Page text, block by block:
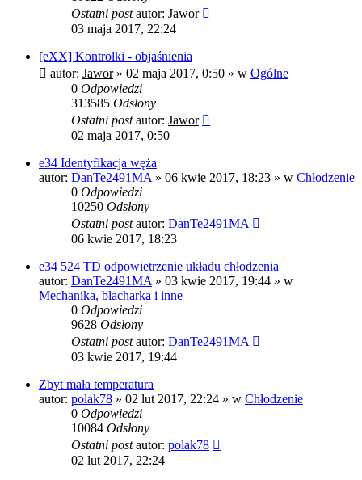
Ostatni postautor: Jawor
03 maja 2017, 22:24
[eXX] Kontrolki - objaśnienia
autor: Jawor» 02 maja 2017, 0:50 » w Ogólne
0 Odpowiedzi
313585 Odsłony
Ostatni postautor: Jawor
02 maja 2017, 0:50
e34 Identyfikacja węża
autor: DanTe2491MA » 06 kwie 2017, 18:23 » w Chłodzenie
0 Odpowiedzi
10250 Odsłony
Ostatni postautor: DanTe2491MA
06 kwie 2017, 18:23
e34 524 TD odpowietrzenie układu chłodzenia
autor: DanTe2491MA » 03 kwie 2017, 19:44 » w
Mechanika, blacharka i inne
0 Odpowiedzi
9628 Odsłony
Ostatni postautor: DanTe2491MA
03 kwie 2017, 19:44
Zbyt mała temperatura
autor: polak78 » 02 lut 2017, 22:24 » w Chłodzenie
0 Odpowiedzi
10084 Odsłony
Ostatni postautor: polak78
02 lut 2017, 22:24